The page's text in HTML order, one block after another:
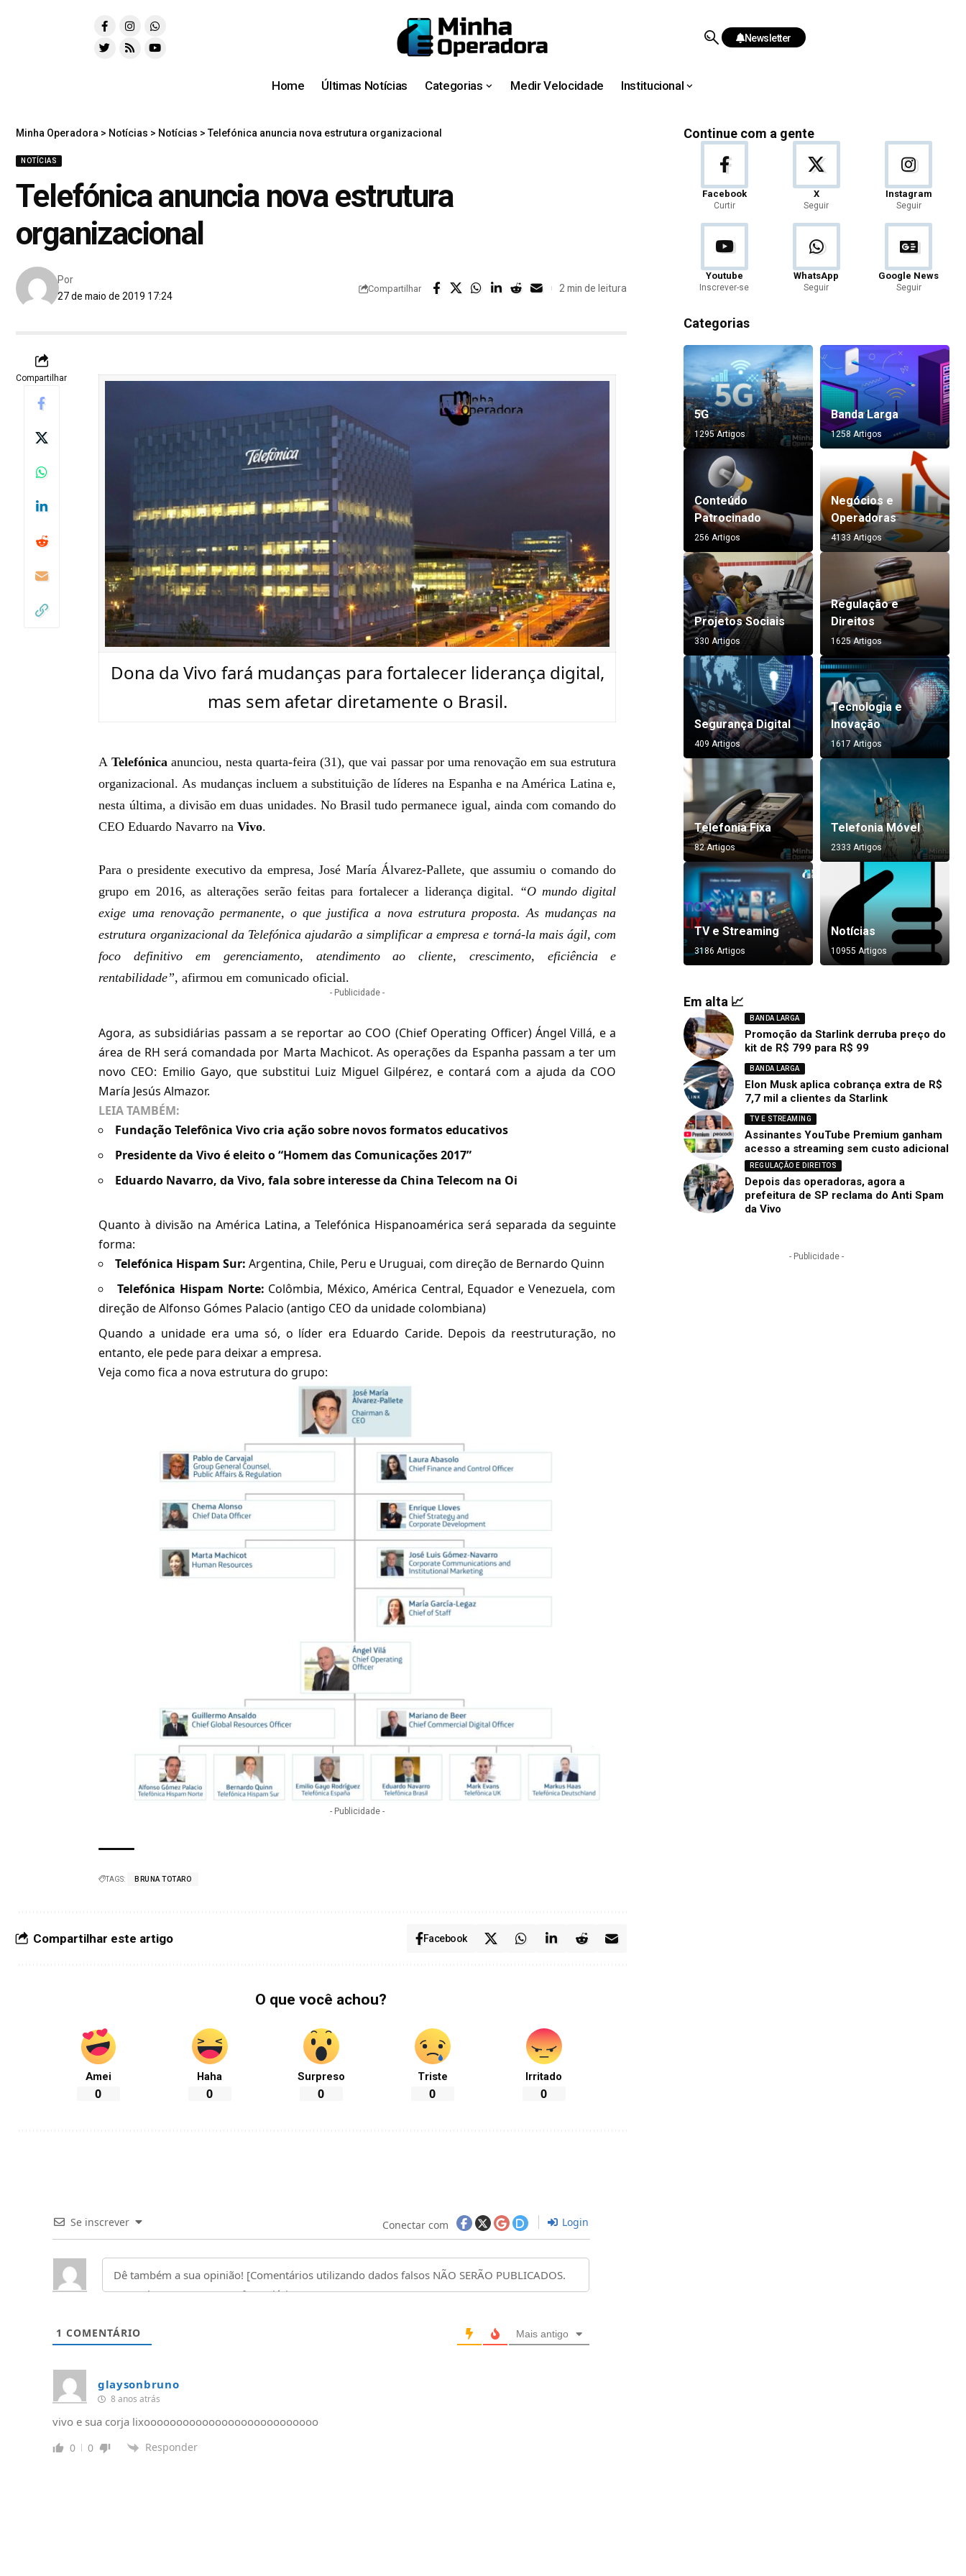
Newsletter
Home Últimas Notícias Categorias Medir Velocidade Institucional
Minha Operadora > Notícias > Notícias > Telefónica anuncia nova estrutura organizacional
NOTÍCIAS
Telefónica anuncia nova estrutura
organizacional
27 de maio de 2019 17:24
Por
Compartilhar 2 min de leitura
Compartilhar
Dona da Vivo fará mudanças para fortalecer liderança digital,
mas sem afetar diretamente o Brasil.
A Telefónicaanunciou, nesta quarta-feira (31), que vai passar por uma renovação em sua estrutura
organizacional. As mudanças incluem a substituição de líderes na Espanha e na América Latina e,
nesta última, a divisão em duas unidades. No Brasil tudo permanece igual, ainda com comando do
CEOEduardo Navarro naVivo.
Para o presidente executivo da empresa, José María Álvarez-Pallete, que assumiu o comando do
grupo em 2016, as alterações serão feitas para fortalecer a liderança digital. “O mundo digital
exige uma renovação permanente, o que justifica a nova estrutura proposta. As mudanças na
estrutura organizacional da Telefónica ajudarão a simplificar a empresa e torná-la mais ágil, com
foco definitivo em gerenciamento, atendimento ao cliente, crescimento, eficiência e
rentabilidade”, afirmou em comunicado oficial.
- Publicidade -
Agora, as subsidiárias passam a se reportar ao COO (Chief Operating Officer) Ángel Villá, e a
área de RH será comandada por Marta Machicot. As operações da Espanha passam a ter um
novo CEO: Emilio Gayo, que substitui Luiz Miguel Gilpérez, e contará com a ajuda da COO
María Jesús Almazor.
LEIA TAMBÉM:
Fundação Telefônica Vivo cria ação sobre novos formatos educativos
Presidente da Vivo é eleito o “Homem das Comunicações 2017”
Eduardo Navarro, da Vivo, fala sobre interesse da China Telecom na Oi
Quanto à divisão na América Latina, a Telefónica Hispanoamérica será separada da seguinte
forma:
Telefónica Hispam Sur:Argentina, Chile, Peru e Uruguai, com direção de Bernardo Quinn
Telefónica Hispam Norte: Colômbia, México, América Central, Equador e Venezuela, com
direção de Alfonso Gómes Palacio (antigo CEO da unidade colombiana)
Quando a unidade era uma só, o líder era Eduardo Caride. Depois da reestruturação, no
entanto, ele pede para deixar a empresa.
Veja como fica a nova estrutura do grupo:
- Publicidade -
TAGS: BRUNA TOTARO
Compartilhar este artigo Facebook
O que você achou?
Amei
0
Haha
0
Surpreso
0
Triste
0
Irritado
0
Se inscrever Conectar com Login
1 COMENTÁRIO Mais antigo
glaysonbruno
8 anos atrás
vivo e sua corja lixooooooooooooooooooooooooooo
0 0 Responder
Continue com a gente
Facebook
Curtir
X
Seguir
Instagram
Seguir
Youtube
Inscrever-se
WhatsApp
Seguir
Google News
Seguir
Categorias
5G
1295 Artigos
Banda Larga
1258 Artigos
Conteúdo
Patrocinado
256 Artigos
Negócios e
Operadoras
4133 Artigos
Projetos Sociais
330 Artigos
Regulação e
Direitos
1625 Artigos
Segurança Digital
409 Artigos
Tecnologia e
Inovação
1617 Artigos
Telefonia Fixa
82 Artigos
Telefonia Móvel
2333 Artigos
TV e Streaming
3186 Artigos
Notícias
10955 Artigos
Em alta 📈
BANDA LARGA
Promoção da Starlink derruba preço do
kit de R$ 799 para R$ 99
BANDA LARGA
Elon Musk aplica cobrança extra de R$
7,7 mil a clientes da Starlink
TV E STREAMING
Assinantes YouTube Premium ganham
acesso a streaming sem custo adicional
REGULAÇÃO E DIREITOS
Depois das operadoras, agora a
prefeitura de SP reclama do Anti Spam
da Vivo
- Publicidade -